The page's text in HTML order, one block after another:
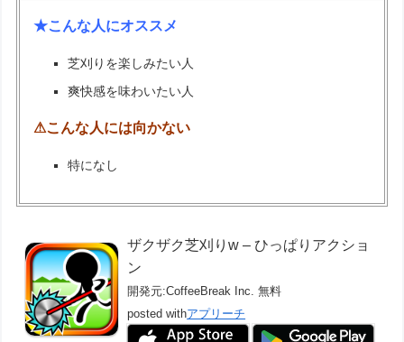
★こんな人にオススメ
芝刈りを楽しみたい人
爽快感を味わいたい人
⚠こんな人には向かない
特になし
ザクザク芝刈りw – ひっぱりアクショ
ン
開発元:CoffeeBreak Inc.
無料
posted withアプリーチ